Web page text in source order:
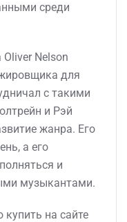
среди
Nelson
для
с такими
и Рэй
жанра. Его
а его
и
музыкантами.
на сайте